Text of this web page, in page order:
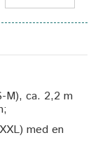
M), ca. 2,2 m
med en